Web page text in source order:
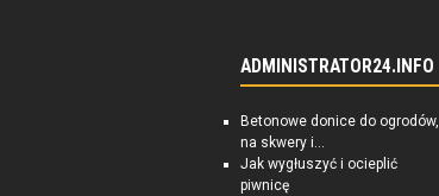
ADMINISTRATOR24.INFO
Betonowe donice do ogrodów,
na skwery i...
Jak wygłuszyć i ocieplić
piwnicę